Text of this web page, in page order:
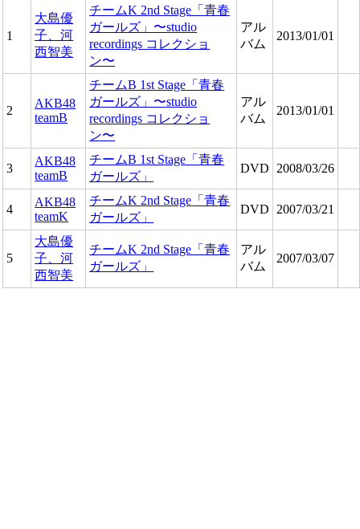
1
大島優
子、河
西智美
チームK 2nd Stage「青春
ガールズ」〜studio
recordings コレクショ
ン〜
アル
バム
2013/01/01
2
AKB48
teamB
チームB 1st Stage「青春
ガールズ」〜studio
recordings コレクショ
ン〜
アル
バム
2013/01/01
3
AKB48
teamB
チームB 1st Stage「青春
ガールズ」
DVD 2008/03/26
4
AKB48
teamK
チームK 2nd Stage「青春
ガールズ」
DVD 2007/03/21
5
大島優
子、河
西智美
チームK 2nd Stage「青春
ガールズ」
アル
バム
2007/03/07